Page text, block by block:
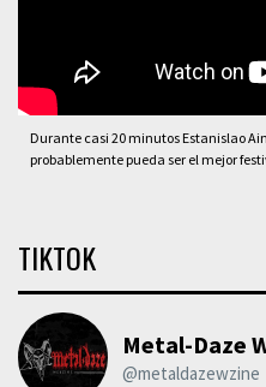
Durante casi 20 minutos Estanislao
probablemente pueda ser el mejor
TIKTOK
Metal-Daze
@metaldazewzine